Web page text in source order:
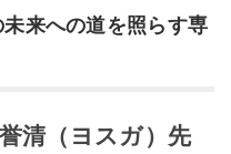
来への道を照らす専
清（ヨスガ）先